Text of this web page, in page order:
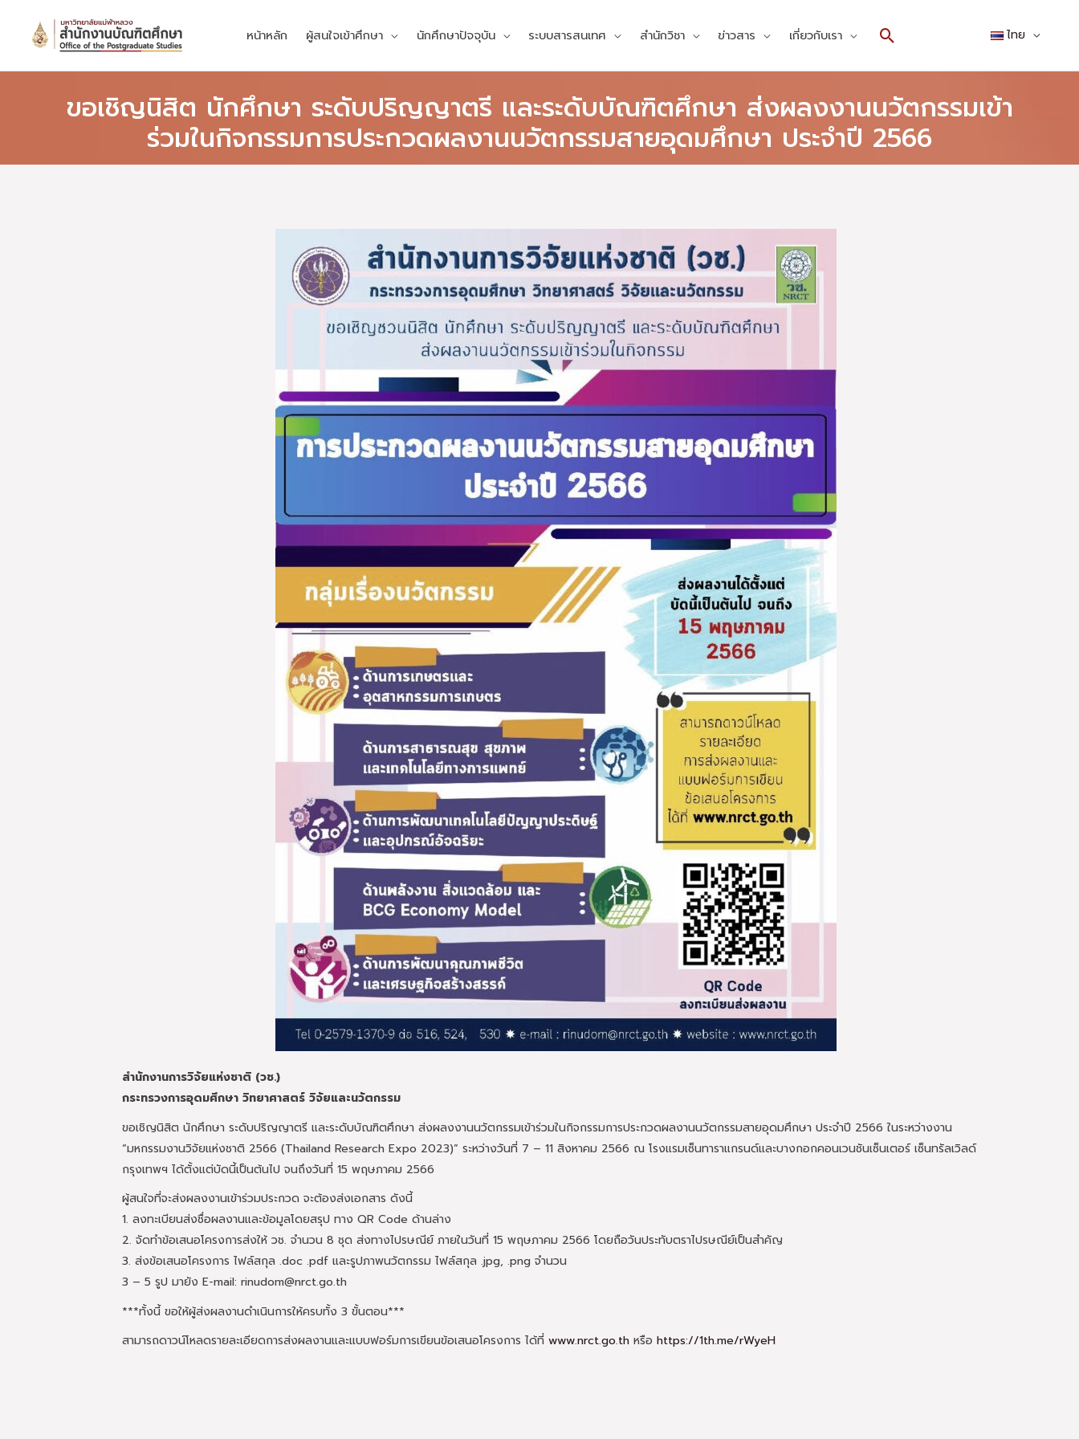
content
หน้าหลัก ผู้สนใจเข้าศึกษา นักศึกษาปัจจุบัน ระบบสารสนเทศ สำนักวิชา ข่าวสาร เกี่ยวกับเรา Search ไทย
ขอเชิญนิสิต นักศึกษา ระดับปริญญาตรี และระดับบัณฑิตศึกษา ส่งผลงงานนวัตกรรมเข้า
ร่วมในกิจกรรมการประกวดผลงานนวัตกรรมสายอุดมศึกษา ประจำปี 2566
สำนักงานการวิจัยแห่งชาติ (วช.)
กระทรวงการอุดมศึกษา วิทยาศาสตร์ วิจัยและนวัตกรรม
ขอเชิญนิสิต นักศึกษา ระดับปริญญาตรี และระดับบัณฑิตศึกษา ส่งผลงงานนวัตกรรมเข้าร่วมในกิจกรรมการประกวดผลงานนวัตกรรมสายอุดมศึกษา ประจำปี 2566 ในระหว่างงาน
“มหกรรมงานวิจัยแห่งชาติ 2566 (Thailand Research Expo 2023)” ระหว่างวันที่ 7 – 11 สิงหาคม 2566 ณ โรงแรมเซ็นทาราแกรนด์และบางกอกคอนเวนชันเซ็นเตอร์ เซ็นทรัลเวิลด์
กรุงเทพฯ ได้ตั้งแต่บัดนี้เป็นต้นไป จนถึงวันที่ 15 พฤษภาคม 2566
ผู้สนใจที่จะส่งผลงงานเข้าร่วมประกวด จะต้องส่งเอกสาร ดังนี้
1. ลงทะเบียนส่งชื่อผลงานและข้อมูลโดยสรุป ทาง QR Code ด้านล่าง
2. จัดทำข้อเสนอโครงการส่งให้ วช. จำนวน 8 ชุด ส่งทางไปรษณีย์ ภายในวันที่ 15 พฤษภาคม 2566 โดยถือวันประทับตราไปรษณีย์เป็นสำคัญ
3. ส่งข้อเสนอโครงการ ไฟล์สกุล .doc .pdf และรูปภาพนวัตกรรม ไฟล์สกุล .jpg, .png จำนวน
3 – 5 รูป มายัง E-mail: rinudom@nrct.go.th
***ทั้งนี้ ขอให้ผู้ส่งผลงานดำเนินการให้ครบทั้ง 3 ขั้นตอน***
สามารถดาวน์โหลดรายละเอียดการส่งผลงานและแบบฟอร์มการเขียนข้อเสนอโครงการ ได้ที่ www.nrct.go.th หรือ https://1th.me/rWyeH